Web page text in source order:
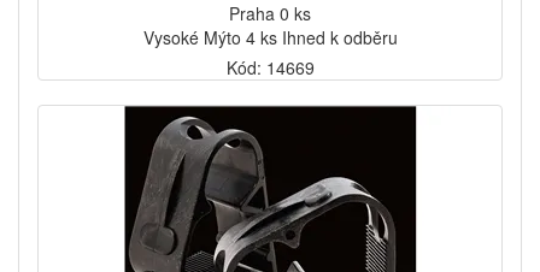
Praha 0 ks
Vysoké Mýto 4 ks Ihned k odběru
Kód: 14669